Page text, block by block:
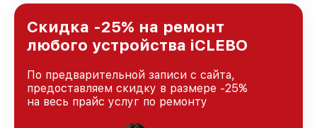
Нижнем Новгороде, постоянно повышая
уровень доверия и лояльности наших
клиентов.
Скидка -25% на ремонт
любого устройства iCLEBO
По предварительной записи с сайта,
предоставляем скидку в размере -25%
на весь прайс услуг по ремонту